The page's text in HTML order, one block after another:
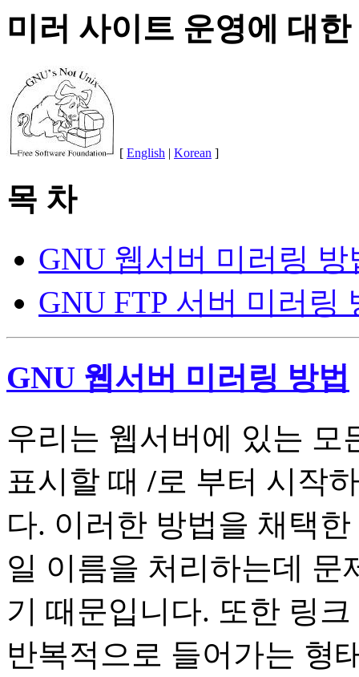
미러 사이트 운영에 대
[ English | Korean ]
목 차
GNU 웹서버 미러링 방
GNU FTP 서버 미러링
GNU 웹서버 미러링 방법
우리는 웹서버에 있는 모
표시할 때 /로 부터 시작
다. 이러한 방법을 채택
일 이름을 처리하는데
기 때문입니다. 또한 링
반복적으로 들어가는 형